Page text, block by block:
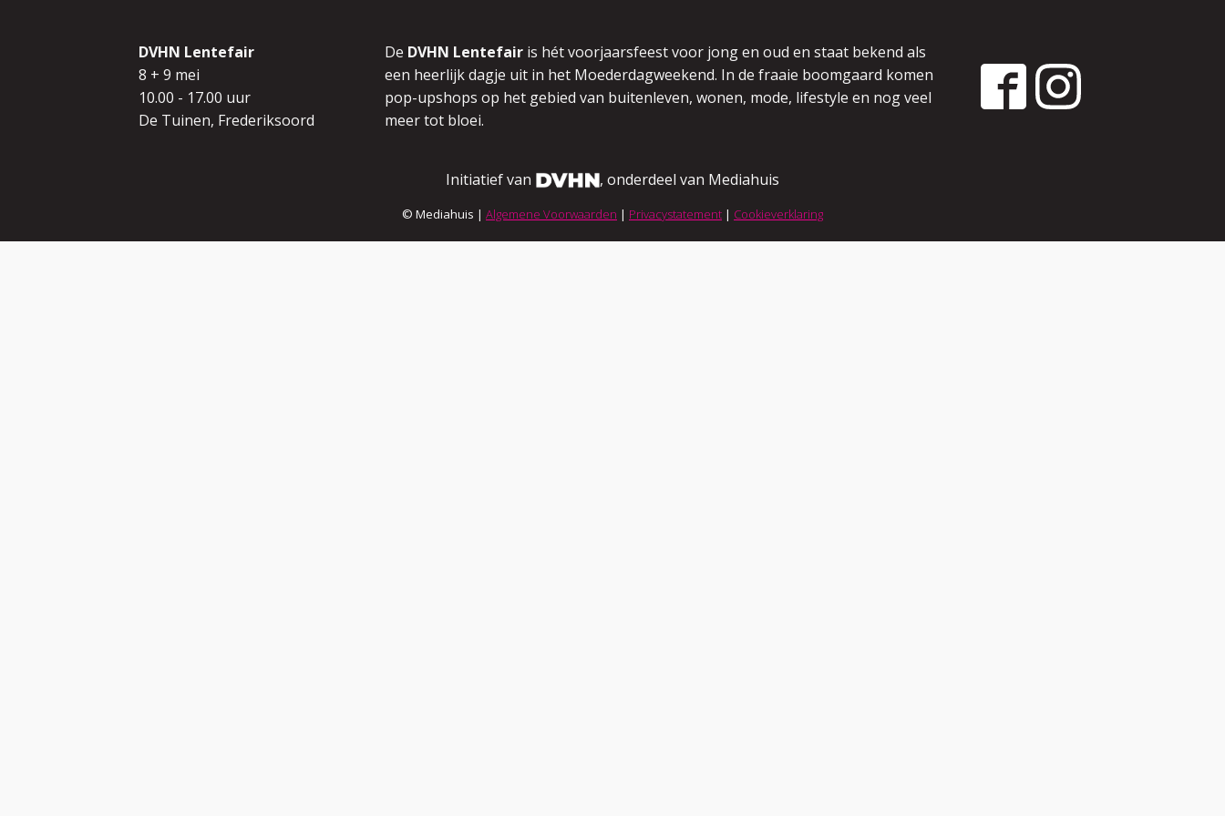
DVHN Lentefair
8 + 9 mei
10.00 - 17.00 uur
De Tuinen, Frederiksoord
De DVHN Lentefair is hét voorjaarsfeest voor jong en oud en staat bekend als
een heerlijk dagje uit in het Moederdagweekend. In de fraaie boomgaard komen
pop-upshops op het gebied van buitenleven, wonen, mode, lifestyle en nog veel
meer tot bloei.
Initiatief van , onderdeel van Mediahuis
© Mediahuis | Algemene Voorwaarden | Privacystatement | Cookieverklaring